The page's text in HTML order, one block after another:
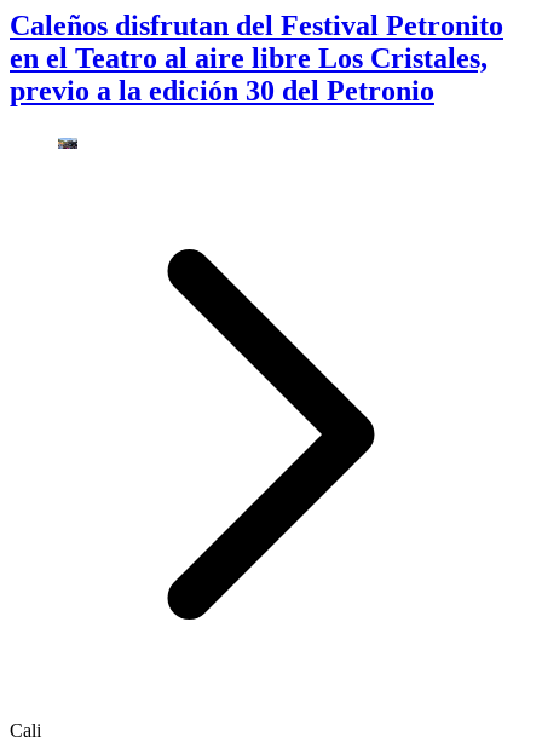
Caleños disfrutan del Festival Petronito
en el Teatro al aire libre Los Cristales,
previo a la edición 30 del Petronio
Cali